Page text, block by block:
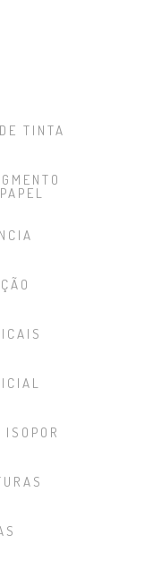
TINTA
ISOPOR